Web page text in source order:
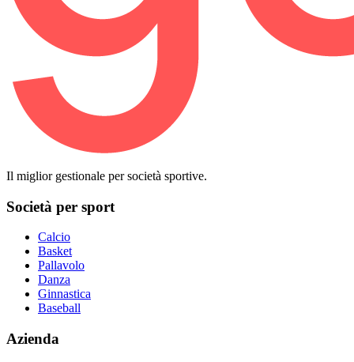
Il miglior gestionale per società sportive.
Società per sport
Calcio
Basket
Pallavolo
Danza
Ginnastica
Baseball
Azienda